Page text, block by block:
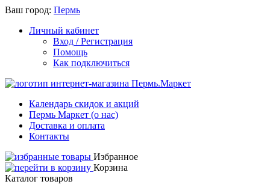
Ваш город: Пермь
Личный кабинет
Вход / Регистрация
Помощь
Как подключиться
Календарь скидок и акций
Пермь Маркет (о нас)
Доставка и оплата
Контакты
Избранное
Корзина
Каталог товаров